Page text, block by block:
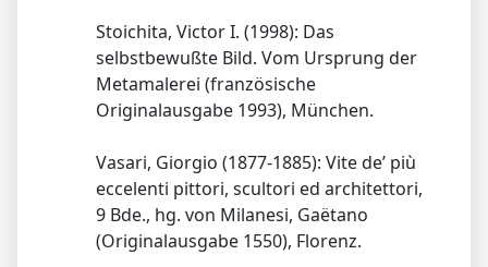
Stoichita, Victor I. (1998): Das
selbstbewußte Bild. Vom Ursprung der
Metamalerei (französische
Originalausgabe 1993), München.
Vasari, Giorgio (1877-1885): Vite de’ più
eccelenti pittori, scultori ed architettori,
9 Bde., hg. von Milanesi, Gaëtano
(Originalausgabe 1550), Florenz.